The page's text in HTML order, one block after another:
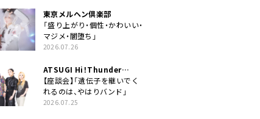
東京メルヘン倶楽部
「盛り上がり・個性・かわいい・
マジメ・闇堕ち」
2026.07.26
ATSUGI Hi！Thunder
Rock Festival
【座談会】「遺伝子を継いでく
れるのは、やはりバンド」
2026.07.25